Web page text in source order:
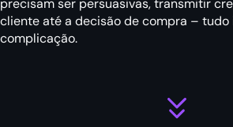
precisam ser persuasivas, transmitir
cliente até a decisão de compra – tudo
complicação.